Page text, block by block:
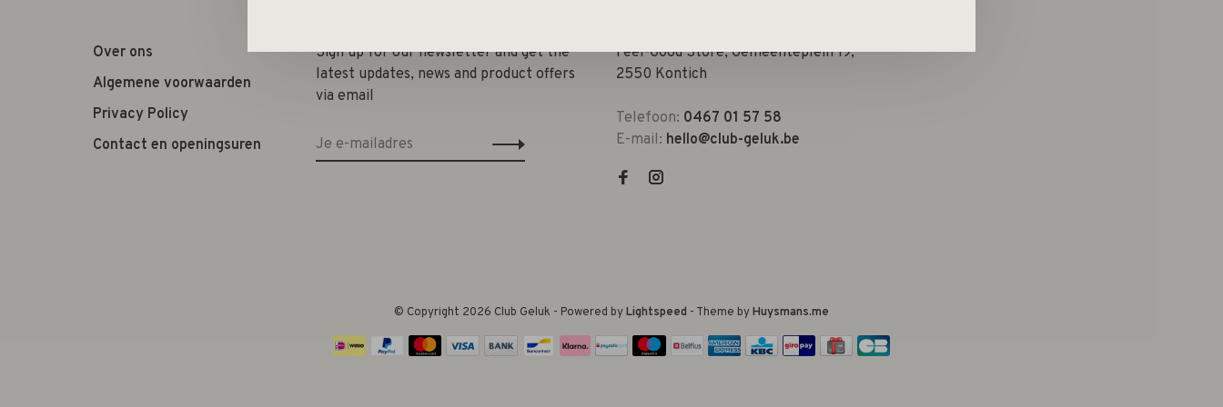
Over ons
Algemene voorwaarden
Privacy Policy
Contact en openingsuren
Sign up for our newsletter and get the
latest updates, news and product offers
via email
Feel-Good Store, Gemeenteplein 19,
2550 Kontich
Telefoon: 0467 01 57 58
E-mail: hello@club-geluk.be
© Copyright 2026 Club Geluk - Powered byLightspeed - Theme byHuysmans.me